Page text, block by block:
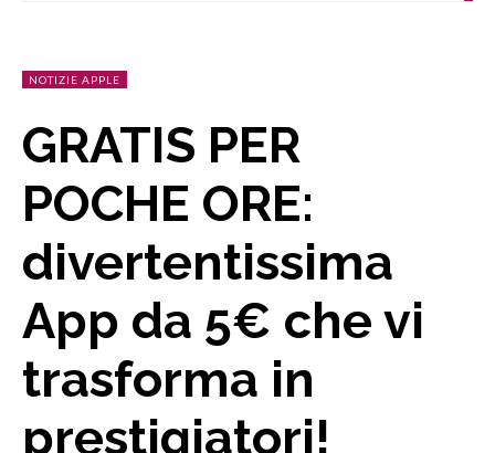
NOTIZIE APPLE
GRATIS PER
POCHE ORE:
divertentissima
App da 5€ che vi
trasforma in
prestigiatori!